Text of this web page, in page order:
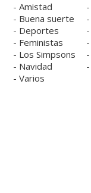
- Amistad -
- Buena suerte -
- Deportes -
- Feministas -
- Los Simpsons -
- Navidad -
- Varios